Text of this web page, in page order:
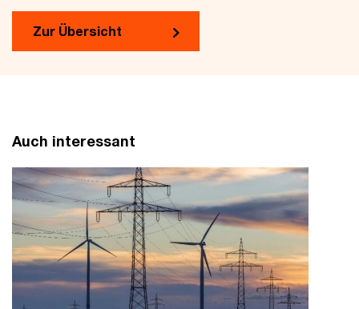
Zur Übersicht
Auch interessant